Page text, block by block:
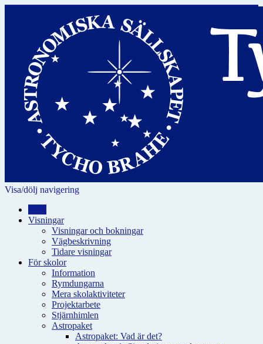
Visa/dölj navigering
Visningar
Visningar och bokningar
Vägbeskrivning
Tidare visningar
För skolor
Information
Rymdungarna
Mera skolaktiviteter
Projektarbete
Stjärnhimlen
Astropaket
Astropaket: Vad är det?